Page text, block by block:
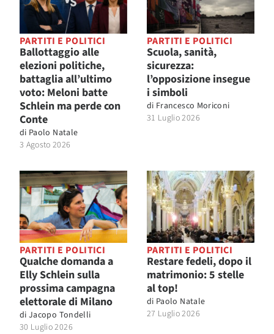
PARTITI E POLITICI
Ballottaggio alle
elezioni politiche,
battaglia all’ultimo
voto: Meloni batte
Schlein ma perde con
Conte
di Paolo Natale
3 Agosto 2026
PARTITI E POLITICI
Scuola, sanità,
sicurezza:
l’opposizione insegue
i simboli
di Francesco Moriconi
31 Luglio 2026
PARTITI E POLITICI
Qualche domanda a
Elly Schlein sulla
prossima campagna
elettorale di Milano
di Jacopo Tondelli
30 Luglio 2026
PARTITI E POLITICI
Restare fedeli, dopo il
matrimonio: 5 stelle
al top!
di Paolo Natale
27 Luglio 2026